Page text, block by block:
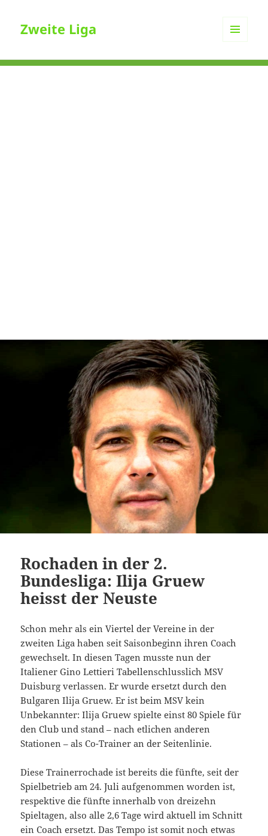
Zweite Liga
WIDGETS
Rochaden in der 2.
Bundesliga: Ilija Gruew
heisst der Neuste
Schon mehr als ein Viertel der Vereine in der
zweiten Liga haben seit Saisonbeginn ihren Coach
gewechselt. In diesen Tagen musste nun der
Italiener Gino Lettieri Tabellenschlusslich MSV
Duisburg verlassen. Er wurde ersetzt durch den
Bulgaren Ilija Gruew. Er ist beim MSV kein
Unbekannter: Ilija Gruew spielte einst 80 Spiele für
den Club und stand – nach etlichen anderen
Stationen – als Co-Trainer an der Seitenlinie.
Diese Trainerrochade ist bereits die fünfte, seit der
Spielbetrieb am 24. Juli aufgenommen worden ist,
respektive die fünfte innerhalb von dreizehn
Spieltagen, also alle 2,6 Tage wird aktuell im Schnitt
ein Coach ersetzt. Das Tempo ist somit noch etwas